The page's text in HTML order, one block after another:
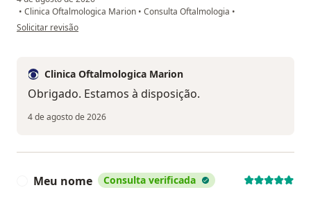
• Clinica Oftalmologica Marion • Consulta Oftalmologia •
na opinião do utilizador Jucilene
Solicitar revisão
Clinica Oftalmologica Marion
Obrigado. Estamos à disposição.
4 de agosto de 2026
Meu nome Consulta verificada